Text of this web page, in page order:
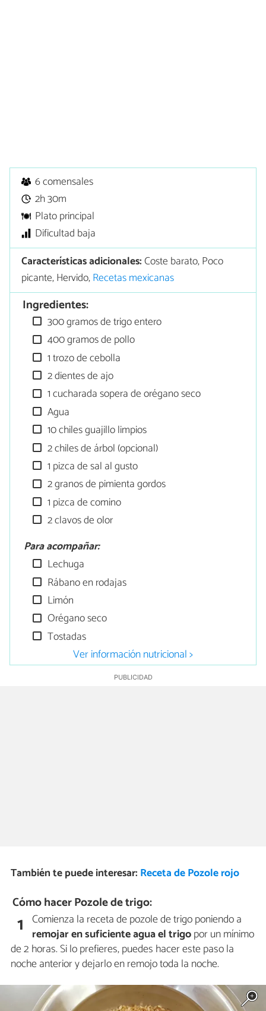
6 comensales
2h 30m
Plato principal
Dificultad baja
Características adicionales:Coste barato, Poco
picante, Hervido,Recetas mexicanas
Ingredientes:
300 gramos de trigo entero
400 gramos de pollo
1 trozo de cebolla
2 dientes de ajo
1 cucharada sopera de orégano seco
Agua
10 chiles guajillo limpios
2 chiles de árbol (opcional)
1 pizca de sal al gusto
2 granos de pimienta gordos
1 pizca de comino
2 clavos de olor
Para acompañar:
Lechuga
Rábano en rodajas
Limón
Orégano seco
Tostadas
Ver información nutricional >
También te puede interesar: Receta de Pozole rojo
Cómo hacer Pozole de trigo:
1 Comienza la receta de pozole de trigo poniendo a
remojar en suficiente agua el trigopor un mínimo
de 2 horas. Si lo prefieres, puedes hacer este paso la
noche anterior y dejarlo en remojo toda la noche.